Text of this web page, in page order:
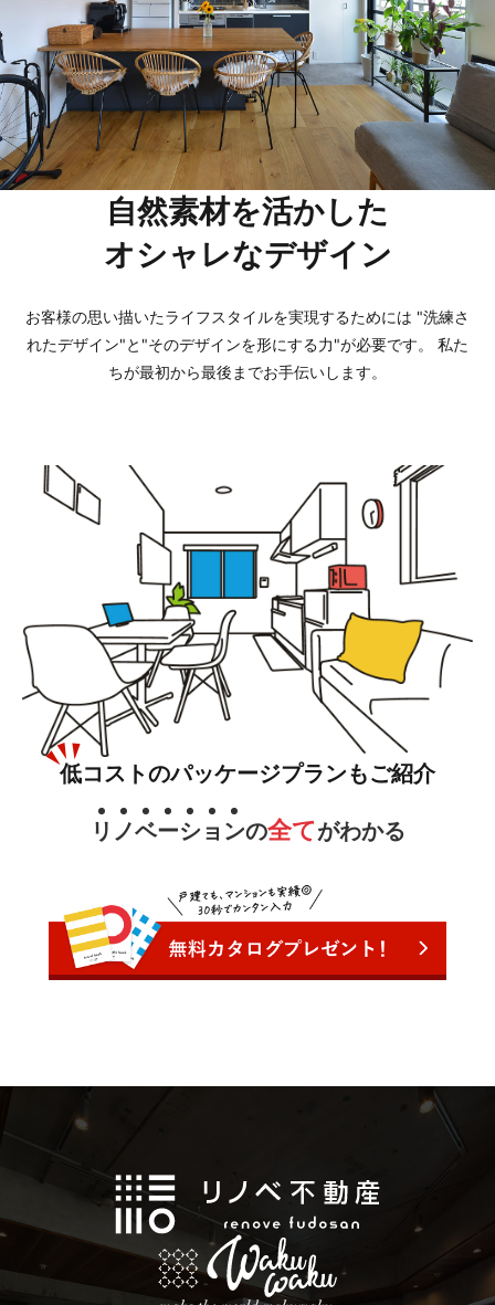
自然素材を活かした
オシャレなデザイン
お客様の思い描いたライフスタイルを実現するためには "洗練さ
れたデザイン"と"そのデザインを形にする力"が必要です。
私た
ちが最初から最後までお手伝いします。
低コストのパッケージプランもご紹介
リ ノベーショ ンの全てがわかる